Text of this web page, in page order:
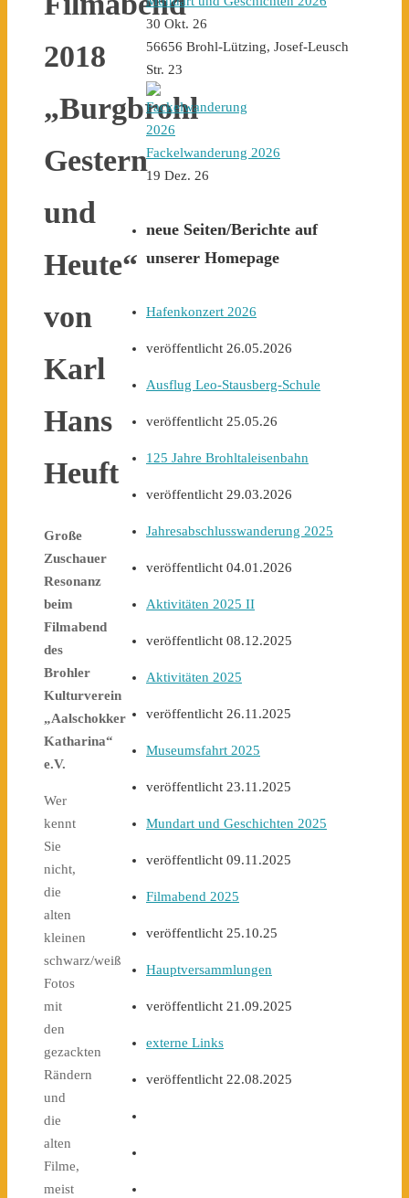
2018
„Burgbrohl
Gestern
und
Heute“
von
Karl
Hans
Heuft
Große
Zuschauer
Resonanz
beim
Filmabend
des
Brohler
Kulturverein
„Aalschokker
Katharina“
e.V.
Wer
kennt
Sie
nicht,
die
alten
kleinen
schwarz/weiß
Fotos
mit
den
gezackten
Rändern
und
die
alten
Filme,
meist
30 Okt. 26
56656 Brohl-Lützing, Josef-Leusch
Str. 23
Fackelwanderung 2026
19 Dez. 26
neue Seiten/Berichte auf
unserer Homepage
Hafenkonzert 2026
veröffentlicht 26.05.2026
Ausflug Leo-Stausberg-Schule
veröffentlicht 25.05.26
125 Jahre Brohltaleisenbahn
veröffentlicht 29.03.2026
Jahresabschlusswanderung 2025
veröffentlicht 04.01.2026
Aktivitäten 2025 II
veröffentlicht 08.12.2025
Aktivitäten 2025
veröffentlicht 26.11.2025
Museumsfahrt 2025
veröffentlicht 23.11.2025
Mundart und Geschichten 2025
veröffentlicht 09.11.2025
Filmabend 2025
veröffentlicht 25.10.25
Hauptversammlungen
veröffentlicht 21.09.2025
externe Links
veröffentlicht 22.08.2025